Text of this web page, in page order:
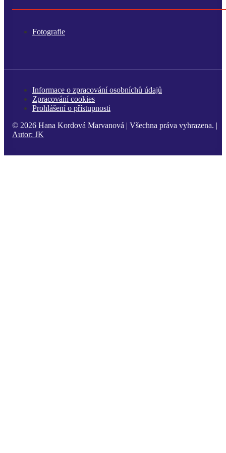
Fotografie
Informace o zpracování osobníchů údajů
Zpracování cookies
Prohlášení o přístupnosti
© 2026 Hana Kordová Marvanová | Všechna práva vyhrazena. |
Autor: JK